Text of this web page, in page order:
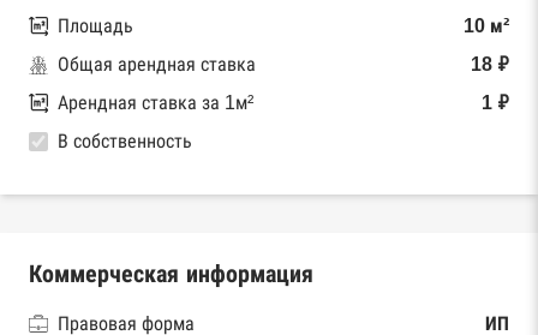
Площадь
10 м²
Общая арендная ставка
18 ₽
Арендная ставка за 1м²
1 ₽
В собственность
Коммерческая информация
Правовая форма
ИП